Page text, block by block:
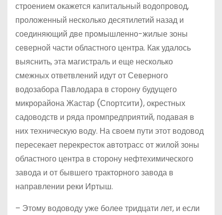
строением окажется капитальный водопровод,
проложенный несколько десятилетий назад и
соединяющий две промышленно-жилые зоны
северной части областного центра. Как удалось
выяснить, эта магистраль и еще несколько
смежных ответвлений идут от Северного
водозабора Павлодара в сторону будущего
микрорайона Жастар (Спортсити), окрестных
садоводств и ряда промпредприятий, подавая в
них техническую воду. На своем пути этот водовод
пересекает перекресток автотрасс от жилой зоны
областного центра в сторону нефтехимического
завода и от бывшего тракторного завода в
направлении реки Иртыш.
– Этому водоводу уже более тридцати лет, и если